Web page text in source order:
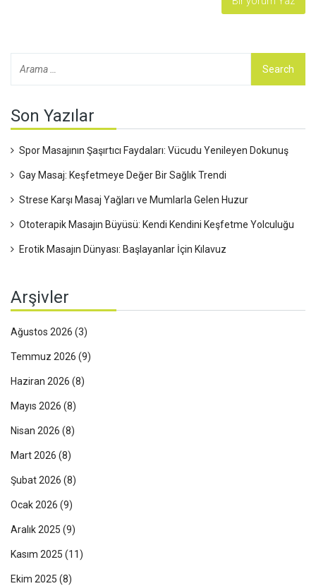
Son Yazılar
Spor Masajının Şaşırtıcı Faydaları: Vücudu Yenileyen Dokunuş
Gay Masaj: Keşfetmeye Değer Bir Sağlık Trendi
Strese Karşı Masaj Yağları ve Mumlarla Gelen Huzur
Ototerapik Masajın Büyüsü: Kendi Kendini Keşfetme Yolculuğu
Erotik Masajın Dünyası: Başlayanlar İçin Kılavuz
Arşivler
Ağustos 2026 (3)
Temmuz 2026 (9)
Haziran 2026 (8)
Mayıs 2026 (8)
Nisan 2026 (8)
Mart 2026 (8)
Şubat 2026 (8)
Ocak 2026 (9)
Aralık 2025 (9)
Kasım 2025 (11)
Ekim 2025 (8)